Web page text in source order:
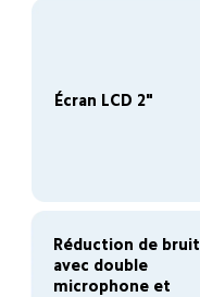
Écran LCD 2"
Réduction de bruit
avec double
microphone et